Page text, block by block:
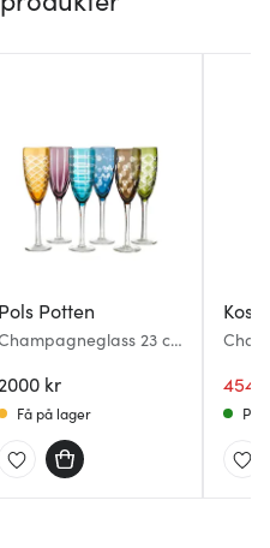
Pols Potten
23 cl
2000 kr
Få på lager
454
På